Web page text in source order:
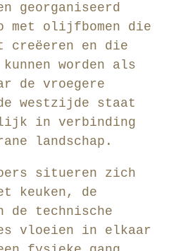
georganiseerd
met olijfbomen die
creëeren en die
worden als
de vroegere
de westzijde staat
in verbinding
landschap.
situeren zich
keuken, de
de technische
vloeien in elkaar